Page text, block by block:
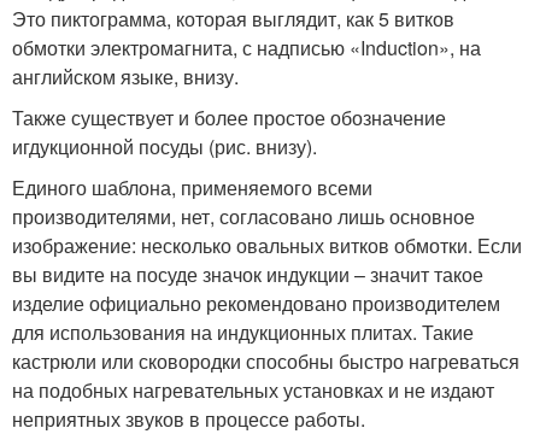
Это пиктограмма, которая выглядит, как 5 витков
обмотки электромагнита, с надписью «Induction», на
английском языке, внизу.
Также существует и более простое обозначение
игдукционной посуды (рис. внизу).
Единого шаблона, применяемого всеми
производителями, нет, согласовано лишь основное
изображение: несколько овальных витков обмотки. Если
вы видите на посуде значок индукции – значит такое
изделие официально рекомендовано производителем
для использования на индукционных плитах. Такие
кастрюли или сковородки способны быстро нагреваться
на подобных нагревательных установках и не издают
неприятных звуков в процессе работы.